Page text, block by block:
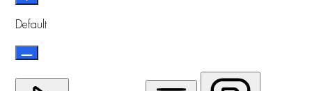
Default